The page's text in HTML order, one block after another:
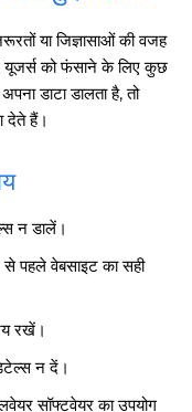
या जिज्ञासाओं की वजह
यूजर्स को फंसाने के लिए कुछ
डाटा डालता है, तो
देते हैं।
न डालें।
पहले वेबसाइट का सही
रखें।
न दें।
सॉफ्टवेयर का उपयोग